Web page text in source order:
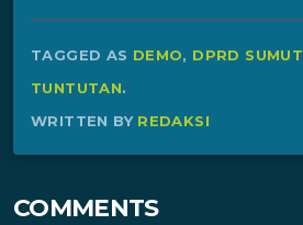
TAGGED AS DEMO, DPRD SUMUT
TUNTUTAN.
WRITTEN BY REDAKSI
COMMENTS